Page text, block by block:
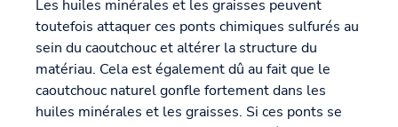
Les huiles minérales et les graisses peuvent
toutefois attaquer ces ponts chimiques sulfurés au
sein du caoutchouc et altérer la structure du
matériau. Cela est également dû au fait que le
caoutchouc naturel gonfle fortement dans les
huiles minérales et les graisses. Si ces ponts se